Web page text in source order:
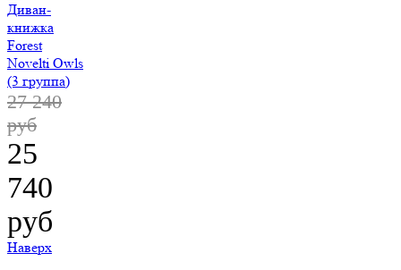
Диван-
книжка
Forest
Novelti Owls
(3 группа)
27 240
руб
25
740
руб
Наверх